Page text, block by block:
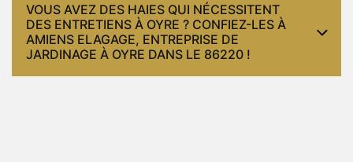
VOUS AVEZ DES HAIES QUI NÉCESSITENT
DES ENTRETIENS À OYRE ? CONFIEZ-LES À
AMIENS ELAGAGE, ENTREPRISE DE
JARDINAGE À OYRE DANS LE 86220 !